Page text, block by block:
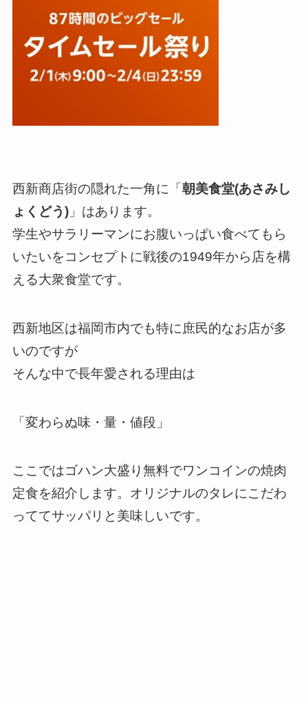
西新商店街の隠れた一角に「 朝美食堂(あさみし
ょくどう)」はあります。
学生やサラリーマンにお腹いっぱい食べてもら
いたいをコンセプトに戦後の1949年から店を構
える大衆食堂です。
西新地区は福岡市内でも特に庶民的なお店が多
いのですが
そんな中で長年愛される理由は
「変わらぬ味・量・値段」
ここではゴハン大盛り無料でワンコインの焼肉
定食を紹介します。オリジナルのタレにこだわ
っててサッパリと美味しいです。